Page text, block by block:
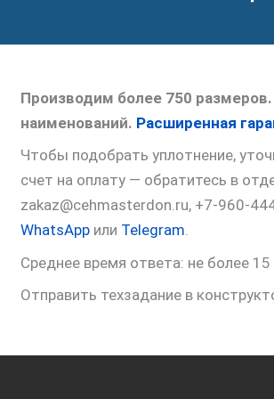
Производим более 750
наименований. Расширенная
Чтобы подобрать уплотнение,
счет на оплату — обратитесь в
zakaz@cehmasterdon.ru, +7-960-
WhatsApp или Telegram.
Среднее время ответа: не более 15
Отправить техзадание в